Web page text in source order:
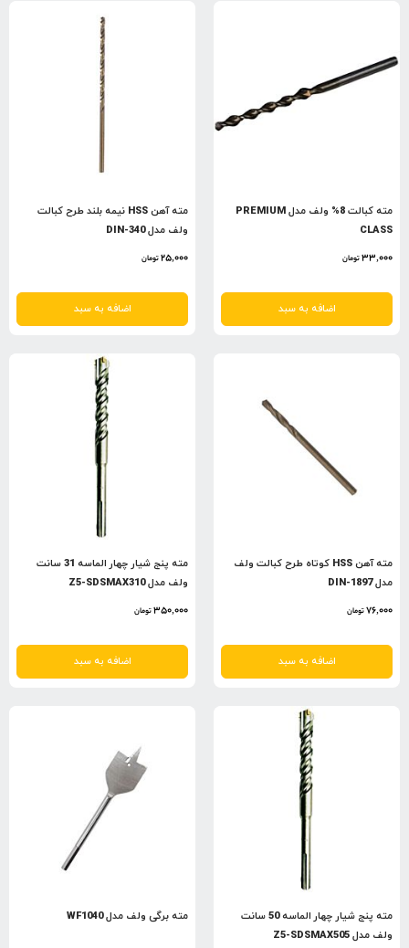
مته کبالت 8% ولف مدل PREMIUM
CLASS
33,000تومان
اضافه به سبد
مته آهن HSS نیمه بلند طرح کبالت
ولف مدل DIN-340
25,000تومان
اضافه به سبد
مته آهن HSS کوتاه طرح کبالت ولف
مدل DIN-1897
76,000تومان
اضافه به سبد
مته پنج شیار چهار الماسه 31 سانت
ولف مدل Z5-SDSMAX310
350,000تومان
اضافه به سبد
مته پنج شیار چهار الماسه 50 سانت
ولف مدل Z5-SDSMAX505
مته برگی ولف مدل WF1040